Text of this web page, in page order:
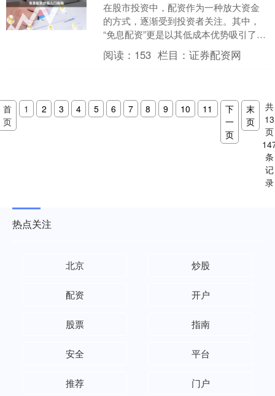
在股市投资中，配资作为一种放大资金
的方式，逐渐受到投资者关注。其中，
“免息配资”更是以其低成本优势吸引了众
多新手。本文将为您详细解读免息配资
炒股的基本概念与操作....
阅读： 153 栏目：证券配资网
首
页
1 2 3 4 5 6 7 8 9 10 11
下
一
页
末
页
共
13
页
条
记
录
热点关注
北京 炒股
配资 开户
股票 指南
安全 平台
推荐 门户